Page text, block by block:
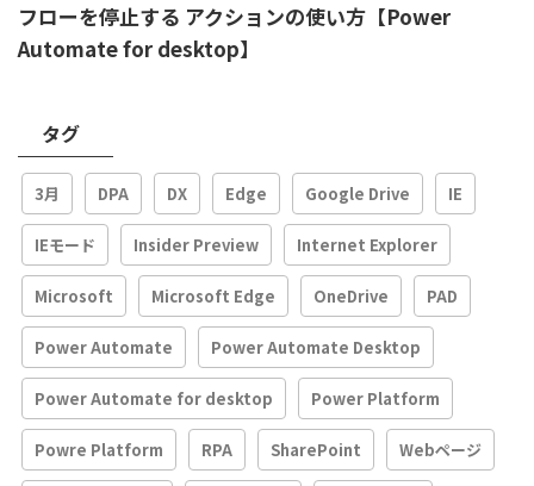
フローを停止する アクションの使い方【Power
Automate for desktop】
タグ
3月 DPA DX Edge Google Drive IE
IEモード Insider Preview Internet Explorer
Microsoft Microsoft Edge OneDrive PAD
Power Automate Power Automate Desktop
Power Automate for desktop Power Platform
Powre Platform RPA SharePoint Webページ